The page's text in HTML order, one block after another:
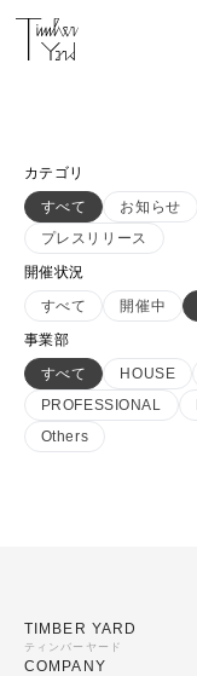
カテゴリ
すべて
お知らせ
プレスリリース
開催状況
すべて
開催中
事業部
すべて
HOUSE
PROFESSIONAL
Others
TIMBER YARD
ティンバーヤード
COMPANY